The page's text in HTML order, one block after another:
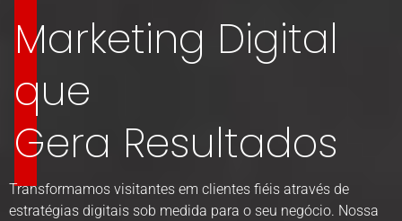
Marketing Digital
que
Gera Resultados
Transformamos visitantes em clientes fiéis através de
estratégias digitais sob medida para o seu negócio. Nossa